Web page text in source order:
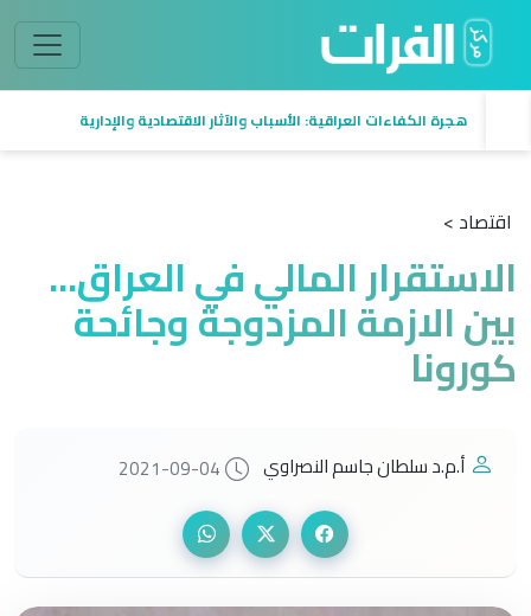
هجرة الكفاءات العراقية: الأسباب والآثار الاقتصادية والإدارية
اقتصاد >
الاستقرار المالي في العراق...
بين الازمة المزدوجة وجائحة
كورونا
أ.م.د سلطان جاسم النصراوي 2021-09-04